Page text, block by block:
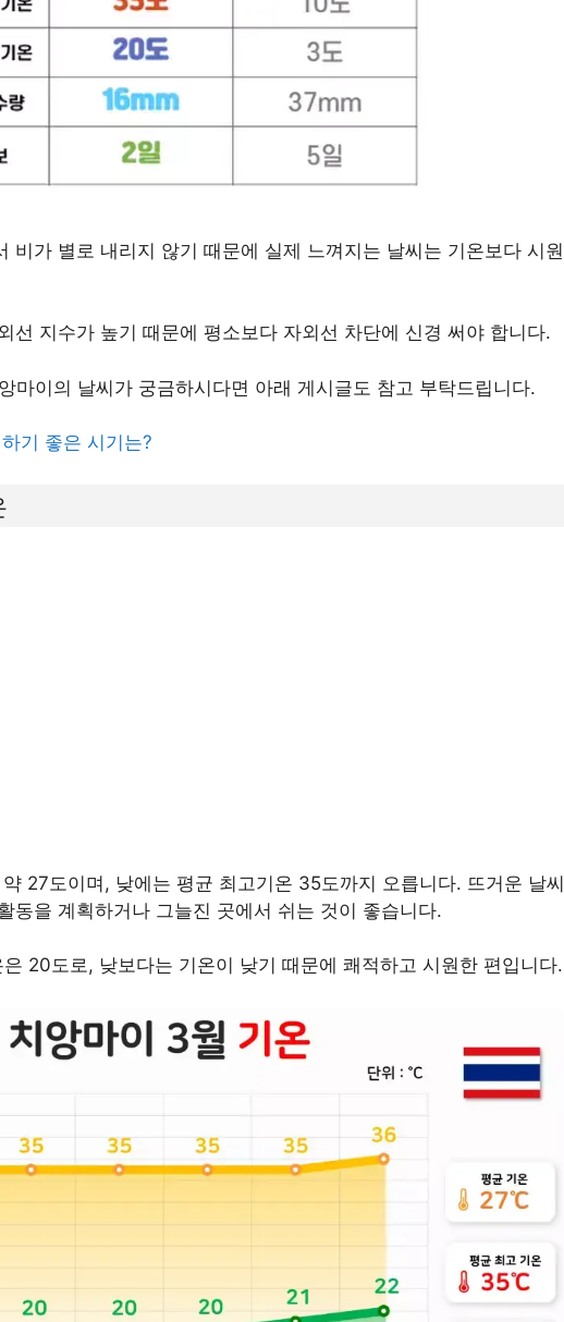
비가 별로 내리지 않기 때문에 실제 느껴지는 날씨는 기온보다 시원
선 지수가 높기 때문에 평소보다 자외선 차단에 신경 써야 합니다.
마이의 날씨가 궁금하시다면 아래 게시글도 참고 부탁드립니다.
기 좋은 시기는?
27도이며, 낮에는 평균 최고기온 35도까지 오릅니다. 뜨거운 날씨
동을 계획하거나 그늘진 곳에서 쉬는 것이 좋습니다.
20도로, 낮보다는 기온이 낮기 때문에 쾌적하고 시원한 편입니다.